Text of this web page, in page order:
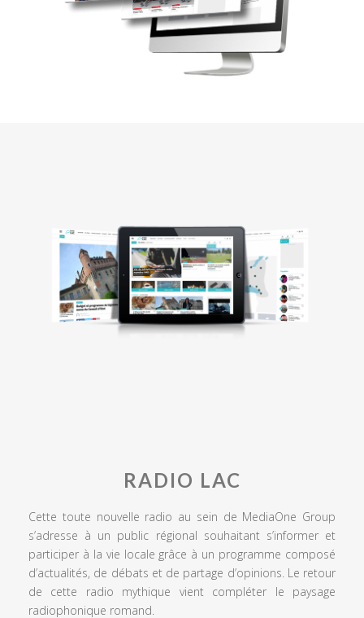
RADIO LAC
Cette toute nouvelle radio au sein de MediaOne Group
s’adresse à un public régional souhaitant s’informer et
participer à la vie locale grâce à un programme composé
d’actualités, de débats et de partage d’opinions. Le retour
de cette radio mythique vient compléter le paysage
radiophonique romand.